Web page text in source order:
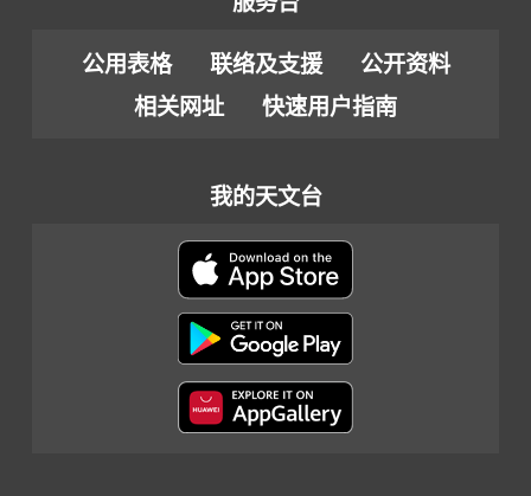
公用表格 联络及支援
公开资料
相关网址
快速用户指南
我的天文台